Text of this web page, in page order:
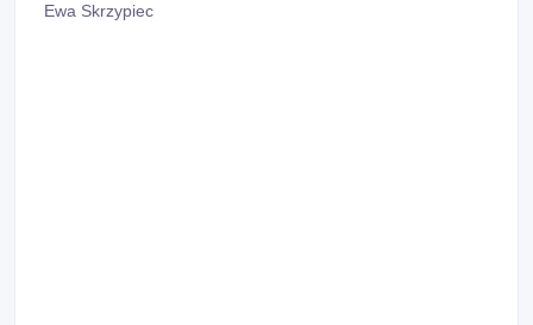
Ewa Skrzypiec